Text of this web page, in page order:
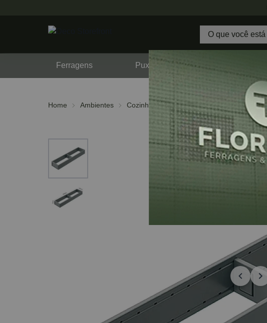
Ferragens Puxadores
Home Ambientes Cozinha Divisor de Talheres